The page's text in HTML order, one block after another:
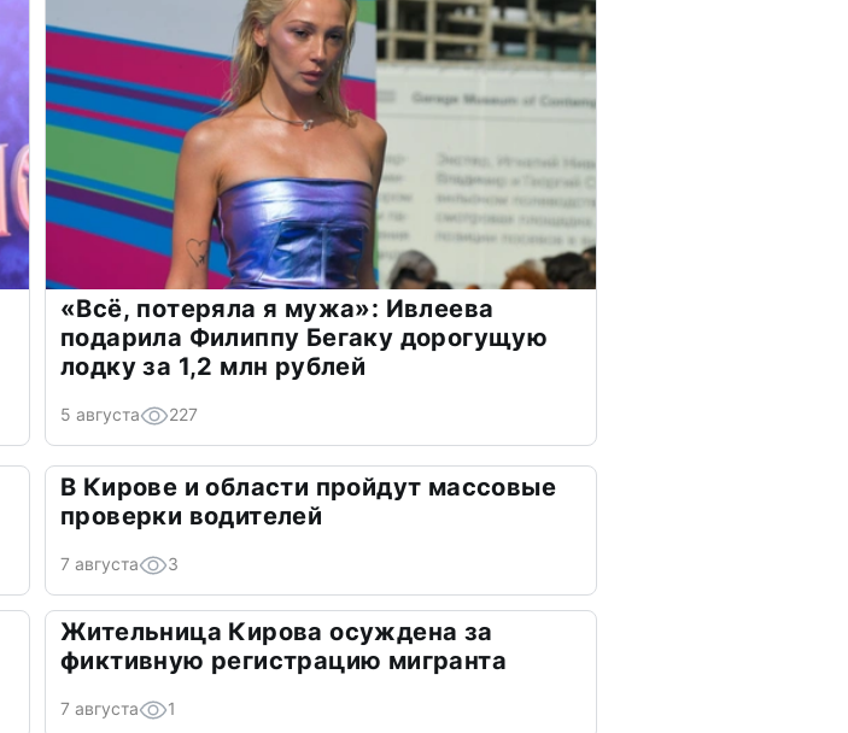
«Всё, потеряла я мужа»: Ивлеева
подарила Филиппу Бегаку дорогущую
лодку за 1,2 млн рублей
5 августа 227
В Кирове и области пройдут массовые
проверки водителей
7 августа 3
Жительница Кирова осуждена за
фиктивную регистрацию мигранта
7 августа 1